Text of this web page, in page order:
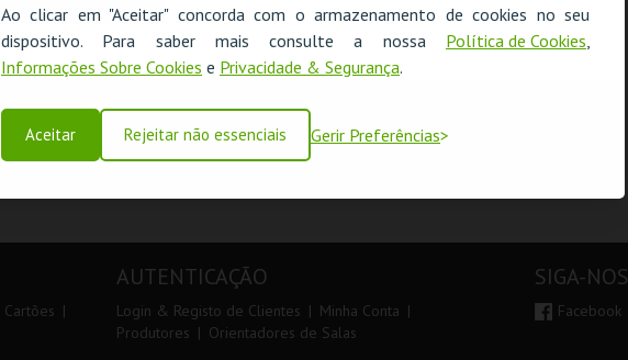
Ao clicar em "Aceitar" concorda com o armazenamento de cookies no seu
dispositivo. Para saber mais consulte a nossa Política de Cookies
Informações Sobre Cookies e Privacidade & Segurança.
Aceitar Rejeitar não essenciais Gerir Preferências
Cartões
AUTENTICAÇÃO
Login & Registo de Clientes
Minha Conta
Produtores
Orientadores de Salas
SIGA-NOS
Facebook
OK